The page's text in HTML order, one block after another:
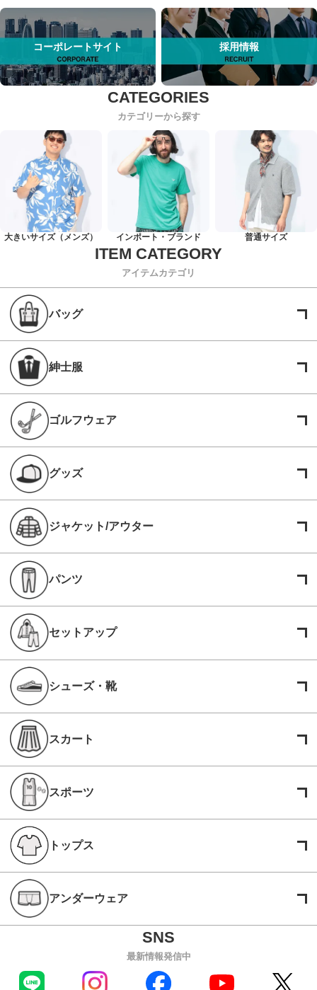
コーポレートサイト 採用情報
カテゴリーから探す
大きいサイズ（メンズ） インポート・ブランド 普通サイズ
アイテムカテゴリ
バッグ
紳士服
ゴルフウェア
グッズ
ジャケット/アウター
パンツ
セットアップ
シューズ・靴
スカート
スポーツ
トップス
アンダーウェア
最新情報発信中